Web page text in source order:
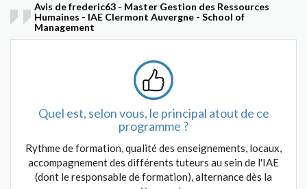
Avis de frederic63 - Master Gestion des Ressources
Humaines - IAE Clermont Auvergne - School of
Management
Quel est, selon vous, le principal atout de ce
programme ?
Rythme de formation, qualité des enseignements, locaux,
accompagnement des différents tuteurs au sein de l'IAE
(dont le responsable de formation), alternance dès la